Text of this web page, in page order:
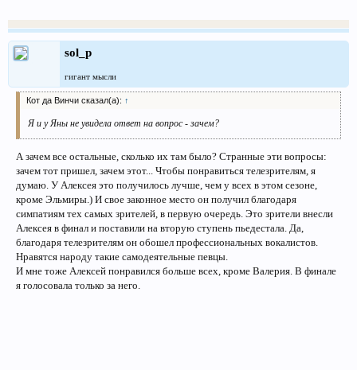
sol_p
гигант мысли
Кот да Винчи сказал(а): ↑
Я и у Яны не увидела ответ на вопрос - зачем?
А зачем все остальные, сколько их там было? Странные эти вопросы:
зачем тот пришел, зачем этот... Чтобы понравиться телезрителям, я
думаю. У Алексея это получилось лучше, чем у всех в этом сезоне,
кроме Эльмиры.) И свое законное место он получил благодаря
симпатиям тех самых зрителей, в первую очередь. Это зрители внесли
Алексея в финал и поставили на вторую ступень пьедестала. Да,
благодаря телезрителям он обошел профессиональных вокалистов.
Нравятся народу такие самодеятельные певцы.
И мне тоже Алексей понравился больше всех, кроме Валерия. В финале
я голосовала только за него.